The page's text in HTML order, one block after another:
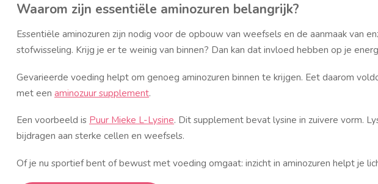
Waarom zijn essentiële aminozuren belangrijk?
Essentiële aminozuren zijn nodig voor de opbouw van weefsels en de aanmaak van
stofwisseling. Krijg je er te weinig van binnen? Dan kan dat invloed hebben op je
Gevarieerde voeding helpt om genoeg aminozuren binnen te krijgen. Eet daarom
met een aminozuur supplement.
Een voorbeeld is Puur Mieke L-Lysine. Dit supplement bevat lysine in zuivere vorm.
bijdragen aan sterke cellen en weefsels.
Of je nu sportief bent of bewust met voeding omgaat: inzicht in aminozuren helpt je